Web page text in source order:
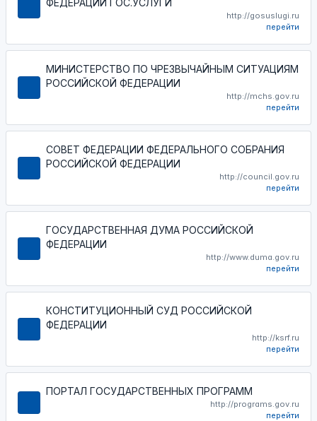
ФЕДЕРАЦИИ ГОС.УСЛУГИ
http://gosuslugi.ru
перейти
МИНИСТЕРСТВО ПО ЧРЕЗВЫЧАЙНЫМ СИТУАЦИЯМ
РОССИЙСКОЙ ФЕДЕРАЦИИ
http://mchs.gov.ru
перейти
СОВЕТ ФЕДЕРАЦИИ ФЕДЕРАЛЬНОГО СОБРАНИЯ
РОССИЙСКОЙ ФЕДЕРАЦИИ
http://council.gov.ru
перейти
ГОСУДАРСТВЕННАЯ ДУМА РОССИЙСКОЙ
ФЕДЕРАЦИИ
http://www.duma.gov.ru
перейти
КОНСТИТУЦИОННЫЙ СУД РОССИЙСКОЙ
ФЕДЕРАЦИИ
http://ksrf.ru
перейти
ПОРТАЛ ГОСУДАРСТВЕННЫХ ПРОГРАММ
http://programs.gov.ru
перейти